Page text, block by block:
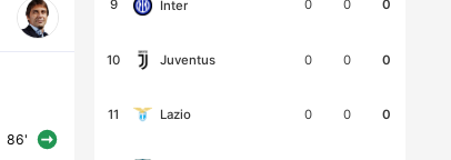
86'
9 Inter 0 0 0
10 Juventus 0 0 0
11 Lazio 0 0 0